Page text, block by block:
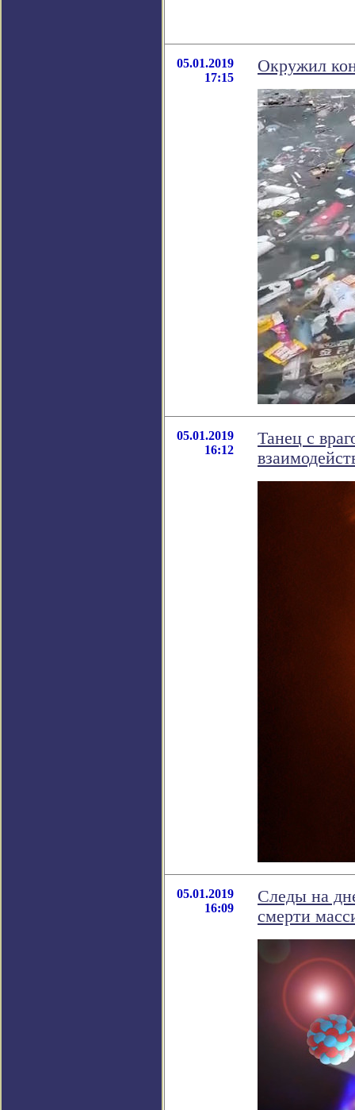
05.01.2019
17:15
Окружил
05.01.2019
16:12
Танец с
05.01.2019
16:09
Следы на
смерти